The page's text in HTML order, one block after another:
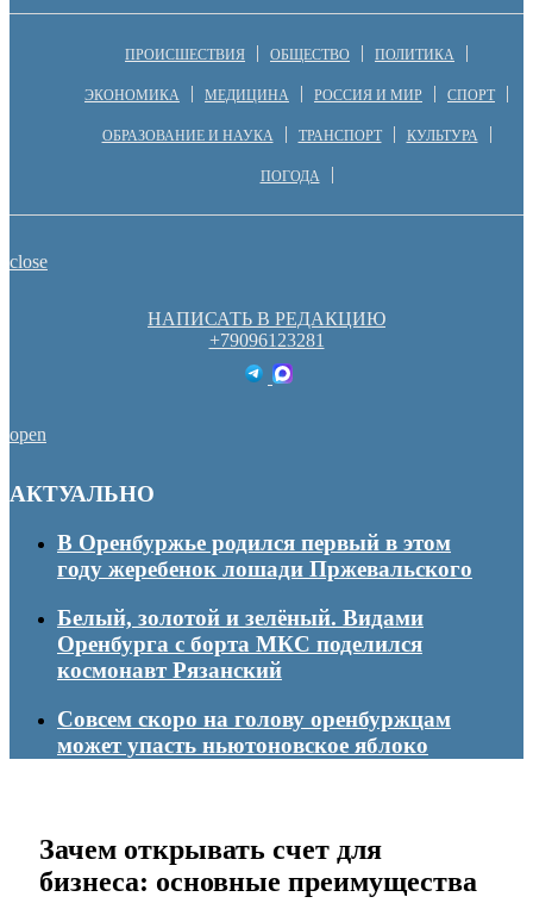
ПРОИСШЕСТВИЯ ОБЩЕСТВО ПОЛИТИКА
ЭКОНОМИКА МЕДИЦИНА РОССИЯ И МИР СПОРТ
ОБРАЗОВАНИЕ И НАУКА ТРАНСПОРТ КУЛЬТУРА
ПОГОДА
close
НАПИСАТЬ В РЕДАКЦИЮ
+79096123281
open
АКТУАЛЬНО
В Оренбуржье родился первый в этом
году жеребенок лошади Пржевальского
Белый, золотой и зелёный. Видами
Оренбурга с борта МКС поделился
космонавт Рязанский
Совсем скоро на голову оренбуржцам
может упасть ньютоновское яблоко
Зачем открывать счет для
бизнеса: основные преимущества